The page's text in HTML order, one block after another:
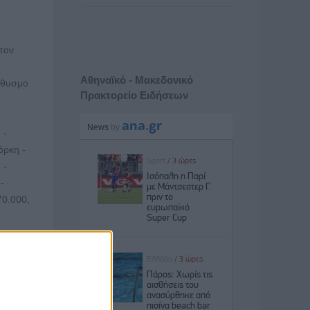
-
-
-
Αθηναϊκό - Μακεδονικό
Πρακτορείο Ειδήσεων